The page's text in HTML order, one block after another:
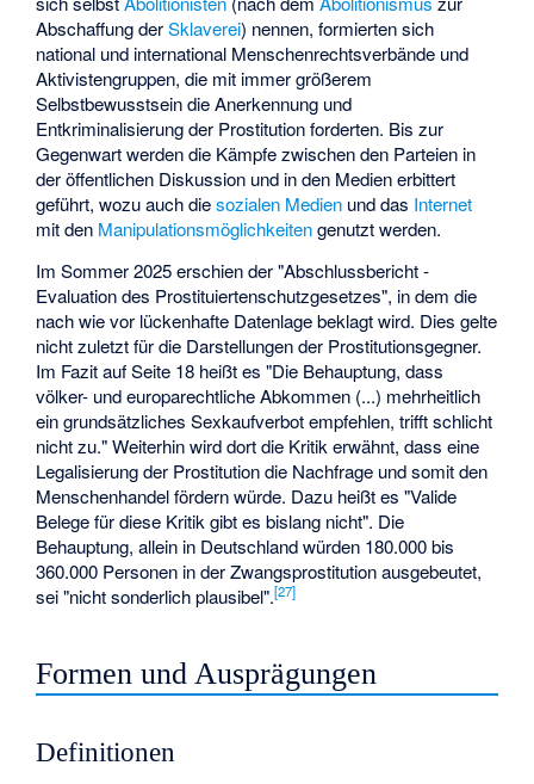
Abschaffung derSklaverei) nennen, formierten sich
national und international Menschenrechtsverbände und
Aktivistengruppen, die mit immer größerem
Selbstbewusstsein die Anerkennung und
Entkriminalisierung der Prostitution forderten. Bis zur
Gegenwart werden die Kämpfe zwischen den Parteien in
der öffentlichen Diskussion und in den Medien erbittert
geführt, wozu auch diesozialen Medien und das Internet
mit den Manipulationsmöglichkeitengenutzt werden.
Im Sommer 2025 erschien der "Abschlussbericht -
Evaluation des Prostituiertenschutzgesetzes", in dem die
nach wie vor lückenhafte Datenlage beklagt wird. Dies gelte
nicht zuletzt für die Darstellungen der Prostitutionsgegner.
Im Fazit auf Seite 18 heißt es "Die Behauptung, dass
völker- und europarechtliche Abkommen (...) mehrheitlich
ein grundsätzliches Sexkaufverbot empfehlen, trifft schlicht
nicht zu." Weiterhin wird dort die Kritik erwähnt, dass eine
Legalisierung der Prostitution die Nachfrage und somit den
Menschenhandel fördern würde. Dazu heißt es "Valide
Belege für diese Kritik gibt es bislang nicht". Die
Behauptung, allein in Deutschland würden 180.000 bis
360.000 Personen in der Zwangsprostitution ausgebeutet,
sei "nicht sonderlich plausibel".[27]
Formen und Ausprägungen
Definitionen